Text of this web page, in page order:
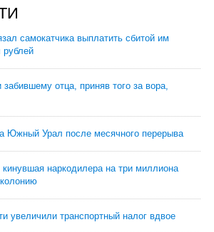
самокатчика выплатить сбитой им
рублей
отца, приняв того за вора,
Южный Урал после месячного перерыва
наркодилера на три миллиона
увеличили транспортный налог вдвое